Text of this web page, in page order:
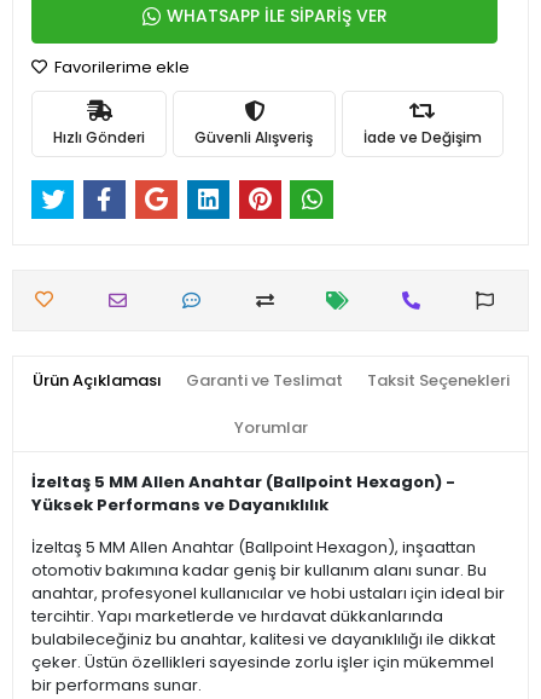
WHATSAPP İLE SİPARİŞ VER
Favorilerime ekle
Hızlı Gönderi Güvenli Alışveriş İade ve Değişim
Ürün Açıklaması Garanti ve Teslimat Taksit Seçenekleri
Yorumlar
İzeltaş 5 MM Allen Anahtar (Ballpoint Hexagon) -
Yüksek Performans ve Dayanıklılık
İzeltaş 5 MM Allen Anahtar (Ballpoint Hexagon), inşaattan
otomotiv bakımına kadar geniş bir kullanım alanı sunar. Bu
anahtar, profesyonel kullanıcılar ve hobi ustaları için ideal bir
tercihtir. Yapı marketlerde ve hırdavat dükkanlarında
bulabileceğiniz bu anahtar, kalitesi ve dayanıklılığı ile dikkat
çeker. Üstün özellikleri sayesinde zorlu işler için mükemmel
bir performans sunar.